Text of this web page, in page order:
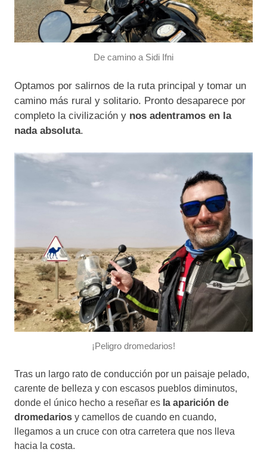
De camino a Sidi Ifni
Optamos por salirnos de la ruta principal y tomar un
camino más rural y solitario. Pronto desaparece por
completo la civilización y nos adentramos en la
nada absoluta.
¡Peligro dromedarios!
Tras un largo rato de conducción por un paisaje pelado,
carente de belleza y con escasos pueblos diminutos,
donde el único hecho a reseñar es la aparición de
dromedarios y camellos de cuando en cuando,
llegamos a un cruce con otra carretera que nos lleva
hacia la costa.